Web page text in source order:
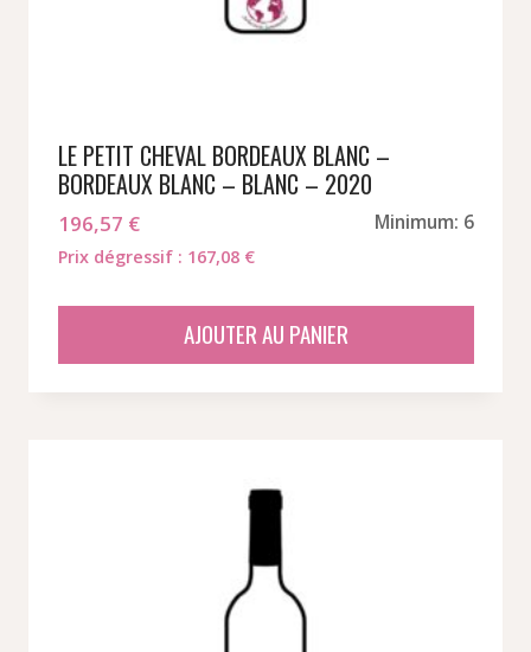
LE PETIT CHEVAL BORDEAUX BLANC –
BORDEAUX BLANC – BLANC – 2020
196,57 € Minimum: 6
Prix dégressif : 167,08 €
AJOUTER AU PANIER